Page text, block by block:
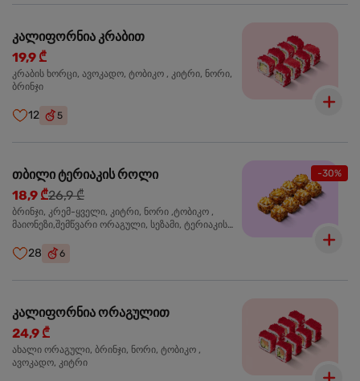
კალიფორნია კრაბით
19,9 ₾
კრაბის ხორცი, ავოკადო, ტობიკო , კიტრი, ნორი,
ბრინჯი
12 5
-30%
თბილი ტერიაკის როლი
18,9 ₾26,9 ₾
ბრინჯი, კრემ-ყველი, კიტრი, ნორი ,ტობიკო ,
მაიონეზი,შემწვარი ორაგული, სეზამი, ტერიაკის
28 6
კალიფორნია ორაგულით
24,9 ₾
ახალი ორაგული, ბრინჯი, ნორი, ტობიკო ,
ავოკადო, კიტრი